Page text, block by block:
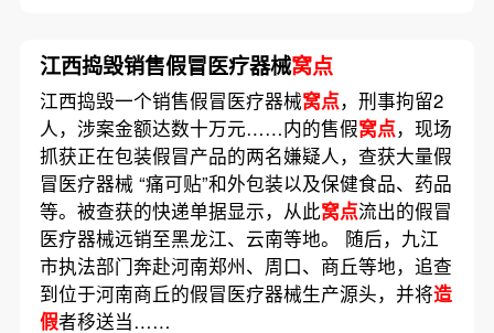
江西捣毁销售假冒医疗器械窝点
江西捣毁一个销售假冒医疗器械窝点，刑事拘留2
人，涉案金额达数十万元……内的售假窝点，现场
抓获正在包装假冒产品的两名嫌疑人，查获大量假
冒医疗器械 “痛可贴”和外包装以及保健食品、药品
等。被查获的快递单据显示，从此窝点流出的假冒
医疗器械远销至黑龙江、云南等地。 随后，九江
市执法部门奔赴河南郑州、周口、商丘等地，追查
到位于河南商丘的假冒医疗器械生产源头，并将造
假者移送当……